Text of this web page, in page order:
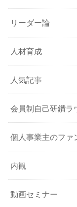
リーダー論
人材育成
人気記事
会員制自己研鑽ラ
個人事業主のファ
内観
動画セミナー